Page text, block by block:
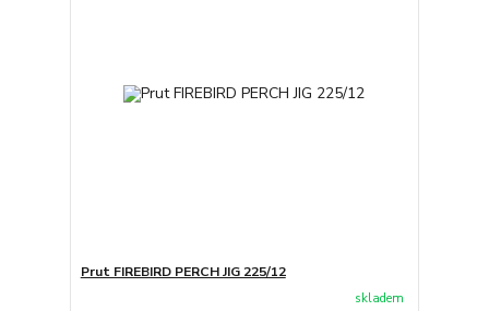
Prut FIREBIRD PERCH JIG 225/12
skladem